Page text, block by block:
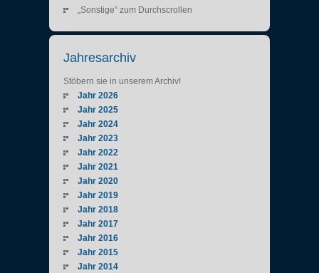
„Sonstige“ zum Durchscrollen
Jahresarchiv
Stöbern sie in unserem Archiv!
Jahr 2026
Jahr 2025
Jahr 2024
Jahr 2023
Jahr 2022
Jahr 2021
Jahr 2020
Jahr 2019
Jahr 2018
Jahr 2017
Jahr 2016
Jahr 2015
Jahr 2014